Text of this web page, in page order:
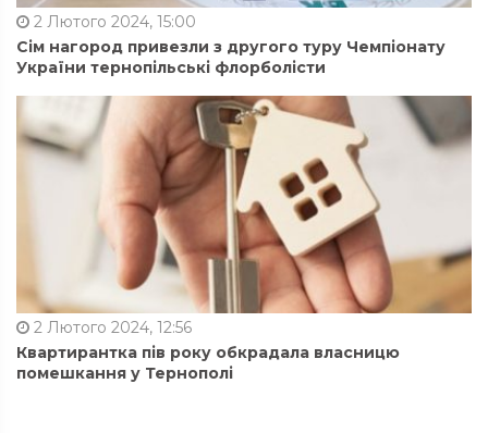
2 Лютого 2024, 15:00
Сім нагород привезли з другого туру Чемпіонату
України тернопільські флорболісти
2 Лютого 2024, 12:56
Квартирантка пів року обкрадала власницю
помешкання у Тернополі